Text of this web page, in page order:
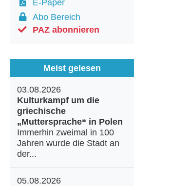
E-Paper
Abo Bereich
PAZ abonnieren
Meist gelesen
03.08.2026
Kulturkampf um die
griechische
„Muttersprache“ in Polen
Immerhin zweimal in 100
Jahren wurde die Stadt an
der...
05.08.2026